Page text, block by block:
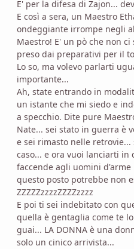
E' per la difesa di Zajon...
E così a sera, un Maestro
ondeggiante irrompe negli
Maestro! E' un pò che non
preso dai preparativi per il
Lo so, ma volevo parlarti
importante...
Ah, state entrando in
un istante che mi siedo e
a specchio. Dite pure
Nate... sei stato in guerra è
e sei rimasto nelle
caso... e ora vuoi lanciarti in
faccende agli uomini
questo posto potrebbe non
ZZZZZzzzzZZZZzzzz
E poi ti sei indebitato con
quella è gentaglia come te
guai... LA DONNA è una
solo un cinico arrivista...